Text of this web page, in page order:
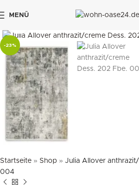
MENÜ
-23%
Startseite » Shop » Julia Allover
004